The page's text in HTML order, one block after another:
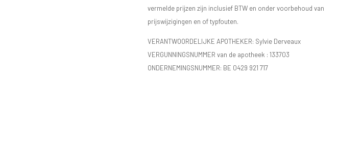
vermelde prijzen zijn inclusief BTW en onder voorbehoud van
prijswijzigingen en of typfouten.
VERANTWOORDELIJKE APOTHEKER: Sylvie Derveaux
VERGUNNINGSNUMMER van de apotheek : 133703
ONDERNEMINGSNUMMER: BE 0429 921 717